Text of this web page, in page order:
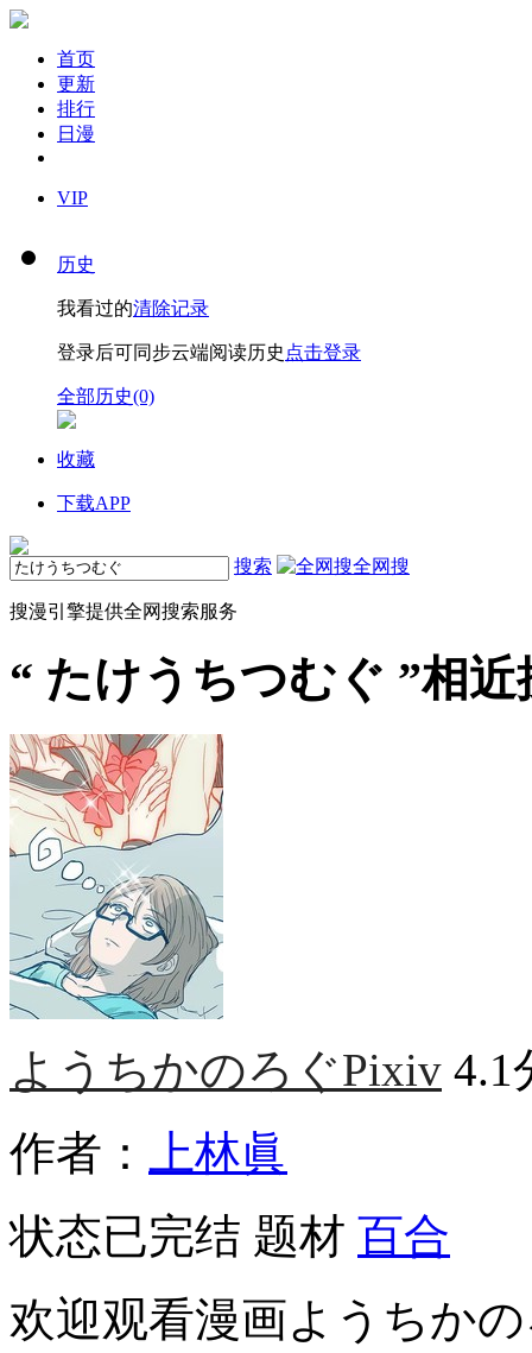
首页
更新
排行
日漫
VIP
历史
我看过的清除记录
登录后可同步云端阅读历史 点击登录
全部历史(0)
收藏
下载APP
搜索 全网搜
搜漫引擎提供全网搜索服务
“ たけうちつむぐ ”相近
ようちかのろぐPixiv 4.1
作者：
上林眞
状态已完结 题材 百合
欢迎观看漫画ようちか